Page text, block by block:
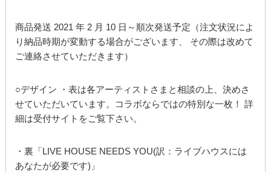
商品発送 2021 年 2 月 10 日～順次発送予定（注文状況によ
り納品時期が変動する場合がございます、 その際は改めて
ご連絡させていただきます）
○デザイン ・表は各アーティストさまと相談の上、決めさ
せていただいています。コラボならではの特別な一枚！ 詳
細は受付サイトをご覧下さい。
・裏「LIVE HOUSE NEEDS YOU(訳：ライブハウスには
あなたが必要です)」